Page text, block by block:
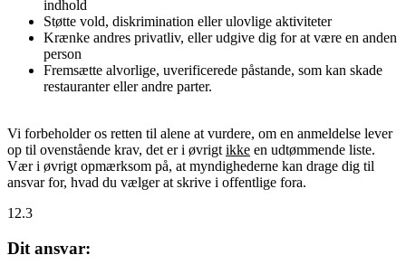
indhold
Støtte vold, diskrimination eller ulovlige aktiviteter
Krænke andres privatliv, eller udgive dig for at være en anden
person
Fremsætte alvorlige, uverificerede påstande, som kan skade
restauranter eller andre parter.
Vi forbeholder os retten til alene at vurdere, om en anmeldelse lever
op til ovenstående krav, det er i øvrigt ikke en udtømmende liste.
Vær i øvrigt opmærksom på, at myndighederne kan drage dig til
ansvar for, hvad du vælger at skrive i offentlige fora.
12.3
Dit ansvar: